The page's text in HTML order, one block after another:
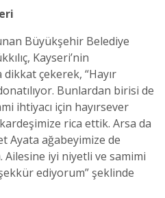
Büyükşehir Belediye
Kayseri’nin
dikkat çekerek, “Hayır
Bunlardan birisi de
ihtiyacı için hayırsever
rica ettik. Arsa da
Ayata ağabeyimize de
iyi niyetli ve samimi
ediyorum” şeklinde